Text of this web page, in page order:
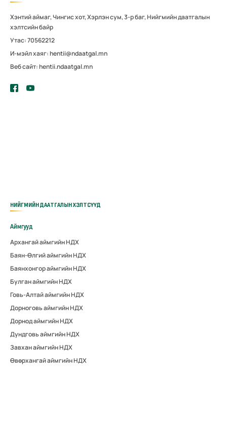
Хэнтий аймаг, Чингис хот, Хэрлэн сум, 3-р баг, Нийгмийн даатгалын
хэлтсийн байр
Утас: 70562212
И-мэйл хаяг: hentii@ndaatgal.mn
Веб сайт: hentii.ndaatgal.mn
НИЙГМИЙН ДААТГАЛЫН ХЭЛТСҮҮД
Аймгууд
Архангай аймгийн НДХ
Баян-Өлгий аймгийн НДХ
Баянхонгор аймгийн НДХ
Булган аймгийн НДХ
Говь-Алтай аймгийн НДХ
Дорноговь аймгийн НДХ
Дорнод аймгийн НДХ
Дундговь аймгийн НДХ
Завхан аймгийн НДХ
Өвөрхангай аймгийн НДХ